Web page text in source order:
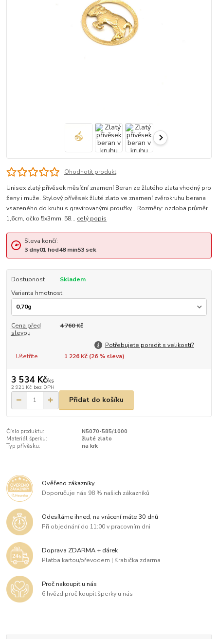
Ohodnotit produkt
Unisex zlatý přívěsek měsíční znamení Beran ze žlutého zlata vhodný pro
ženy i muže. Stylový přívěsek žluté zlato ve znamení zvěrokruhu berana
vsazeného do kruhu s gravírovanými proužky. Rozměry: ozdoba průměr
1,6cm, očko 5x3mm. 58... celý popis
Sleva končí:
3 dny01 hod48min53sek
Dostupnost
Skladem
Varianta hmotnosti
Cena před
slevou
4 760 Kč
Potřebujete poradit s velikostí?
Ušetříte
1 226 Kč (26% sleva)
3 534 Kč/ks
2 921 Kč bez DPH
Přidat do košíku
Číslo produktu:
N5070-585/1000
Materiál šperku:
žluté zlato
Typ přívěsku:
na krk
Ověřeno zákazníky
Doporučuje nás 98 % našich zákazníků
Odesíláme ihned, na vrácení máte 30 dnů
Při objednání do 11:00 v pracovním dni
Doprava ZDARMA + dárek
Platba kartou/převodem | Krabička zdarma
Proč nakoupit u nás
6 hvězd proč koupit šperky u nás